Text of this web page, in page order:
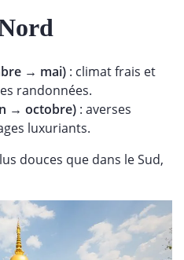
→ mai) : climat frais et
randonnées.
→ octobre) : averses
luxuriants.
douces que dans le Sud,